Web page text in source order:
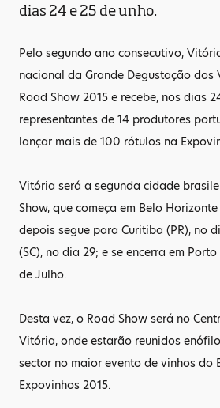
dias 24 e 25 de unho.
Pelo segundo ano consecutivo,
nacional da Grande Degustação dos
Road Show 2015 e recebe, nos dias
representantes de 14 produtores
lançar mais de 100 rótulos na
Vitória será a segunda cidade
Show, que começa em Belo
depois segue para Curitiba (PR), no
(SC), no dia 29; e se encerra em
de Julho.
Desta vez, o Road Show será no
Vitória, onde estarão reunidos
sector no maior evento de vinhos do
Expovinhos 2015.